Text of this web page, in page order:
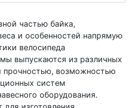
частью байка,
и особенностей напрямую
велосипеда
выпускаются из различных
прочностью, возможностью
систем
оборудования.